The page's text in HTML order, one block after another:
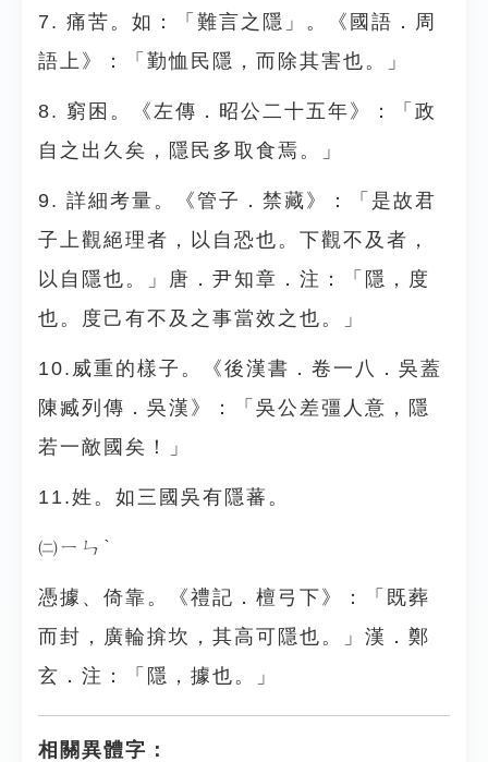
7. 痛苦。如：「難言之隱」。《國語．周
語上》：「勤恤民隱，而除其害也。」
8. 窮困。《左傳．昭公二十五年》：「政
自之出久矣，隱民多取食焉。」
9. 詳細考量。《管子．禁藏》：「是故君
子上觀絕理者，以自恐也。下觀不及者，
以自隱也。」唐．尹知章．注：「隱，度
也。度己有不及之事當效之也。」
10.威重的樣子。《後漢書．卷一八．吳蓋
陳臧列傳．吳漢》：「吳公差彊人意，隱
若一敵國矣！」
11.姓。如三國吳有隱蕃。
㈡ㄧㄣˋ
憑據、倚靠。《禮記．檀弓下》：「既葬
而封，廣輪揜坎，其高可隱也。」漢．鄭
玄．注：「隱，據也。」
相關異體字：